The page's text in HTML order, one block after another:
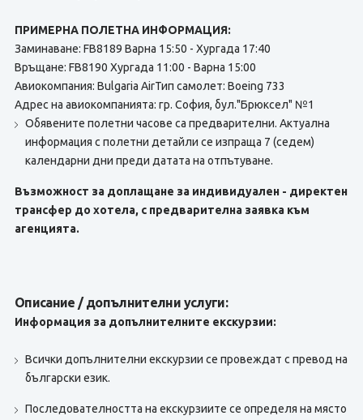
ПРИМЕРНА ПОЛЕТНА ИНФОРМАЦИЯ:
Заминаване: FB8189 Варна 15:50 - Хургада 17:40
Връщане: FB8190 Хургада 11:00 - Варна 15:00
Авиокомпания: Bulgaria AirТип самолет: Boeing 733
Адрес на авиокомпанията: гр. София, бул."Брюксел" №1
Обявените полетни часове са предварителни. Актуална
информация с полетни детайли се изпраща 7 (седем)
календарни дни преди датата на отпътуване.
Възможност за доплащане за индивидуален - директен
трансфер до хотела, с предварителна заявка към
агенцията.
Описание / допълнителни услуги:
Информация за допълнителните екскурзии:
Всички допълнителни екскурзии се провеждат с превод на
български език.
Последователността на екскурзиите се определя на място